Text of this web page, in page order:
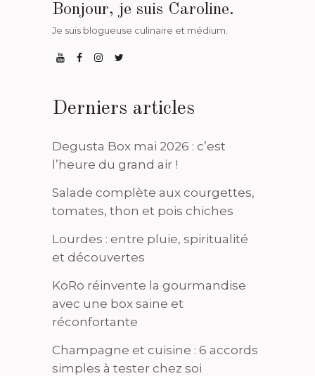
Bonjour, je suis Caroline.
Je suis blogueuse culinaire et médium.
Derniers articles
Degusta Box mai 2026 : c’est
l’heure du grand air !
Salade complète aux courgettes,
tomates, thon et pois chiches
Lourdes : entre pluie, spiritualité
et découvertes
KoRo réinvente la gourmandise
avec une box saine et
réconfortante
Champagne et cuisine : 6 accords
simples à tester chez soi